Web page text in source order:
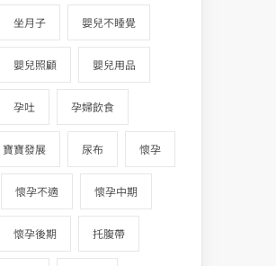
坐月子 嬰兒不睡覺
嬰兒照顧 嬰兒用品
孕吐 孕婦飲食
寶寶發展 尿布 懷孕
懷孕不適 懷孕中期
懷孕後期 托腹帶